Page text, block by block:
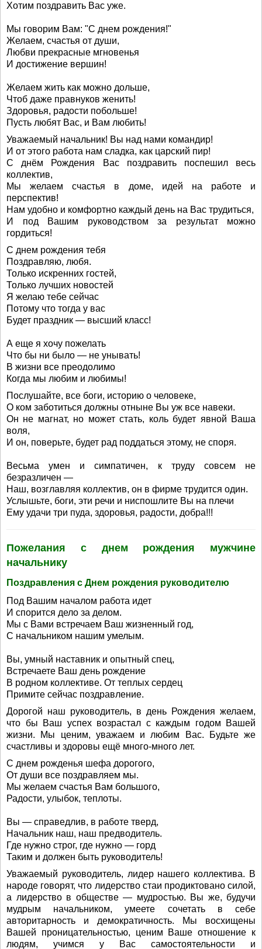
Хотим поздравить Вас уже.
Мы говорим Вам: "С днем рождения!"
Желаем, счастья от души,
Любви прекрасные мгновенья
И достижение вершин!
Желаем жить как можно дольше,
Чтоб даже правнуков женить!
Здоровья, радости побольше!
Пусть любят Вас, и Вам любить!
Уважаемый начальник! Вы над нами командир!
И от этого работа нам сладка, как царский пир!
С днём Рождения Вас поздравить поспешил весь
коллектив,
Мы желаем счастья в доме, идей на работе и
перспектив!
Нам удобно и комфортно каждый день на Вас трудиться,
И под Вашим руководством за результат можно
гордиться!
С днем рождения тебя
Поздравляю, любя.
Только искренних гостей,
Только лучших новостей
Я желаю тебе сейчас
Потому что тогда у вас
Будет праздник — высший класс!
А еще я хочу пожелать
Что бы ни было — не унывать!
В жизни все преодолимо
Когда мы любим и любимы!
Послушайте, все боги, историю о человеке,
О ком заботиться должны отныне Вы уж все навеки.
Он не магнат, но может стать, коль будет явной Ваша
воля,
И он, поверьте, будет рад поддаться этому, не споря.
Весьма умен и симпатичен, к труду совсем не
безразличен —
Наш, возглавляя коллектив, он в фирме трудится один.
Услышьте, боги, эти речи и ниспошлите Вы на плечи
Ему удачи три пуда, здоровья, радости, добра!!!
Пожелания с днем рождения мужчине
начальнику
Поздравления с Днем рождения руководителю
Под Вашим началом работа идет
И спорится дело за делом.
Мы с Вами встречаем Ваш жизненный год,
С начальником нашим умелым.
Вы, умный наставник и опытный спец,
Встречаете Ваш день рождение
В родном коллективе. От теплых сердец
Примите сейчас поздравление.
Дорогой наш руководитель, в день Рождения желаем,
что бы Ваш успех возрастал с каждым годом Вашей
жизни. Мы ценим, уважаем и любим Вас. Будьте же
счастливы и здоровы ещё много-много лет.
С днем рожденья шефа дорогого,
От души все поздравляем мы.
Мы желаем счастья Вам большого,
Радости, улыбок, теплоты.
Вы — справедлив, в работе тверд,
Начальник наш, наш предводитель.
Где нужно строг, где нужно — горд
Таким и должен быть руководитель!
Уважаемый руководитель, лидер нашего коллектива. В
народе говорят, что лидерство стаи продиктовано силой,
а лидерство в обществе — мудростью. Вы же, будучи
мудрым начальником, умеете сочетать в себе
авторитарность и демократичность. Мы восхищены
Вашей проницательностью, ценим Ваше отношение к
людям, учимся у Вас самостоятельности и